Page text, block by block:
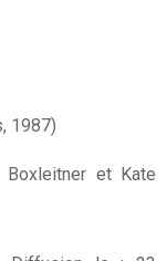
1987)
et Kate